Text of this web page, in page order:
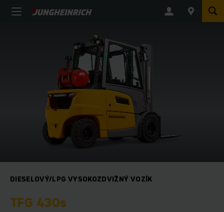
DIESELOVÝ/LPG VYSOKOZDVIŽNÝ VOZÍK
TFG 430s